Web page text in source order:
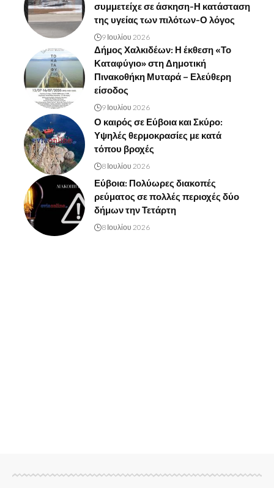
συμμετείχε σε άσκηση-Η κατάσταση
της υγείας των πιλότων-Ο λόγος
9 Ιουλίου 2026
Δήμος Χαλκιδέων: Η έκθεση «Το
Καταφύγιο» στη Δημοτική
Πινακοθήκη Μυταρά – Ελεύθερη
είσοδος
9 Ιουλίου 2026
Ο καιρός σε Εύβοια και Σκύρο:
Υψηλές θερμοκρασίες με κατά
τόπου βροχές
8 Ιουλίου 2026
Εύβοια: Πολύωρες διακοπές
ρεύματος σε πολλές περιοχές δύο
δήμων την Τετάρτη
8 Ιουλίου 2026